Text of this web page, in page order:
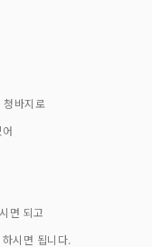
청바지로
면 되고
시면 됩니다.